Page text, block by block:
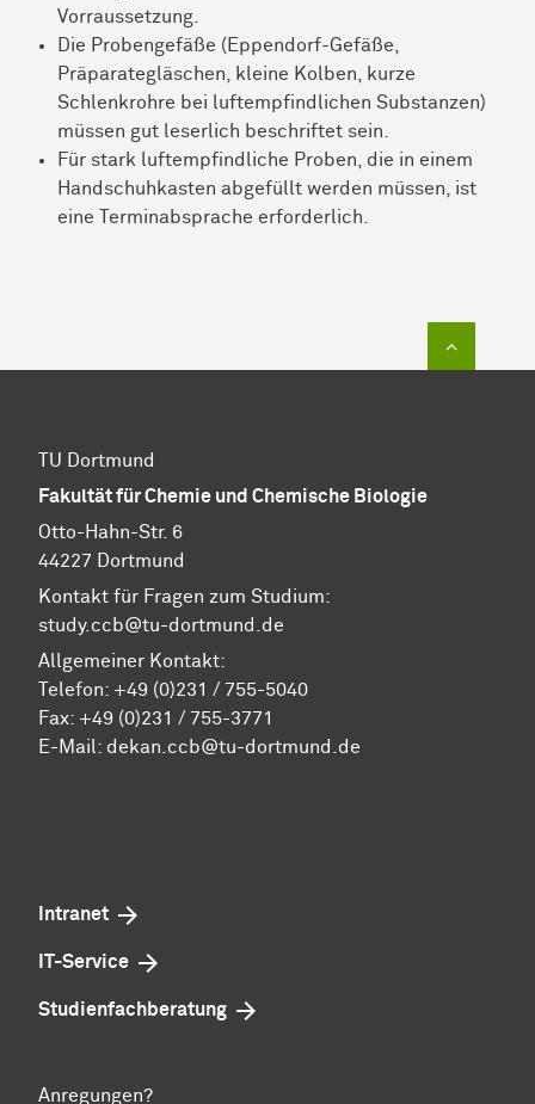
Vorraussetzung.
Die Probengefäße (Eppendorf-Gefäße,
Präparategläschen, kleine Kolben, kurze
Schlenkrohre bei luftempfindlichen Substanzen)
müssen gut leserlich beschriftet sein.
Für stark luftempfindliche Proben, die in einem
Handschuhkasten abgefüllt werden müssen, ist
eine Terminabsprache erforderlich.
TU Dortmund
Fakultät für Chemie und Chemische Biologie
Otto-Hahn-Str. 6
44227 Dortmund
Kontakt für Fragen zum Studium:
study.ccb@tu-dortmund.de
Allgemeiner Kontakt:
Telefon: +49 (0)231 / 755-5040
Fax: +49 (0)231 / 755-3771
E-Mail: dekan.ccb@tu-dortmund.de
Intranet
IT-Service
Studienfachberatung
Anregungen?